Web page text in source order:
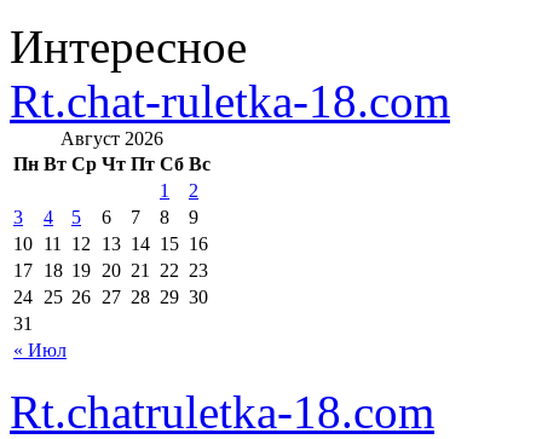
Интересное
Rt.chat-ruletka-18.com
Август 2026
Пн Вт Ср Чт Пт Сб Вс
« Июл
1
2
3
4 5 6 7 8
9
10 11 12 13 14 15 16
17 18 19 20 21 22 23
24 25 26 27 28 29 30
31
Rt.chatruletka-18.com